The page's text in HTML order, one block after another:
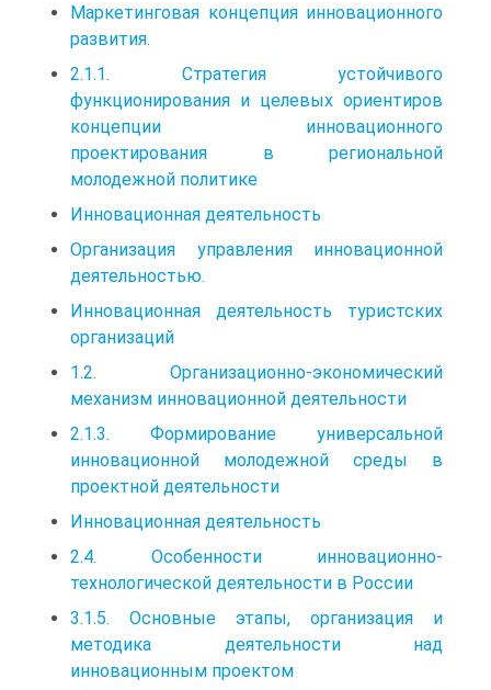
Маркетинговая концепция инновационного
развития.
2.1.1. Стратегия устойчивого
функционирования и целевых ориентиров
концепции инновационного
проектирования в региональной
молодежной политике
Инновационная деятельность
Организация управления инновационной
деятельностью.
Инновационная деятельность туристских
организаций
1.2. Организационно-экономический
механизм инновационной деятельности
2.1.3. Формирование универсальной
инновационной молодежной среды в
проектной деятельности
Инновационная деятельность
2.4. Особенности инновационно-
технологической деятельности в России
3.1.5. Основные этапы, организация и
методика деятельности над
инновационным проектом